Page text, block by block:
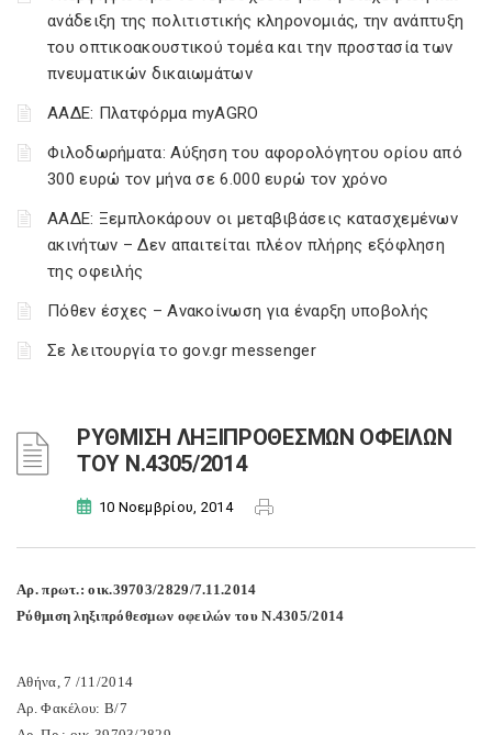
ανάδειξη της πολιτιστικής κληρονομιάς, την ανάπτυξη
του οπτικοακουστικού τομέα και την προστασία των
πνευματικών δικαιωμάτων
ΑΑΔΕ: Πλατφόρμα myAGRO
Φιλοδωρήματα: Αύξηση του αφορολόγητου ορίου από
300 ευρώ τον μήνα σε 6.000 ευρώ τον χρόνο
ΑΑΔΕ: Ξεμπλοκάρουν οι μεταβιβάσεις κατασχεμένων
ακινήτων – Δεν απαιτείται πλέον πλήρης εξόφληση
της οφειλής
Πόθεν έσχες – Ανακοίνωση για έναρξη υποβολής
Σε λειτουργία το gov.gr messenger
ΡΥΘΜΙΣΗ ΛΗΞΙΠΡΟΘΕΣΜΩΝ ΟΦΕΙΛΩΝ
ΤΟΥ Ν.4305/2014
10 Νοεμβρίου, 2014
Αρ. πρωτ.: οικ.39703/2829/7.11.2014
Ρύθμιση ληξιπρόθεσμων οφειλών του Ν.4305/2014
Αθήνα, 7 /11/2014
Αρ. Φακέλου: Β/7